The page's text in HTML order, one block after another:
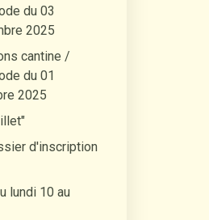
du 03
2025
cantine /
du 01
2025
d'inscription
lundi 10 au